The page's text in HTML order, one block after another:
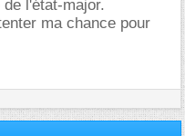
l'état-major.
ma chance pour